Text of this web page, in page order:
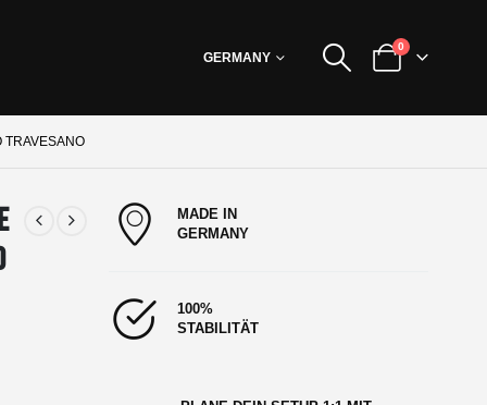
GERMANY
0
TRAVESANO
MADE IN
GERMANY
100%
STABILITÄT